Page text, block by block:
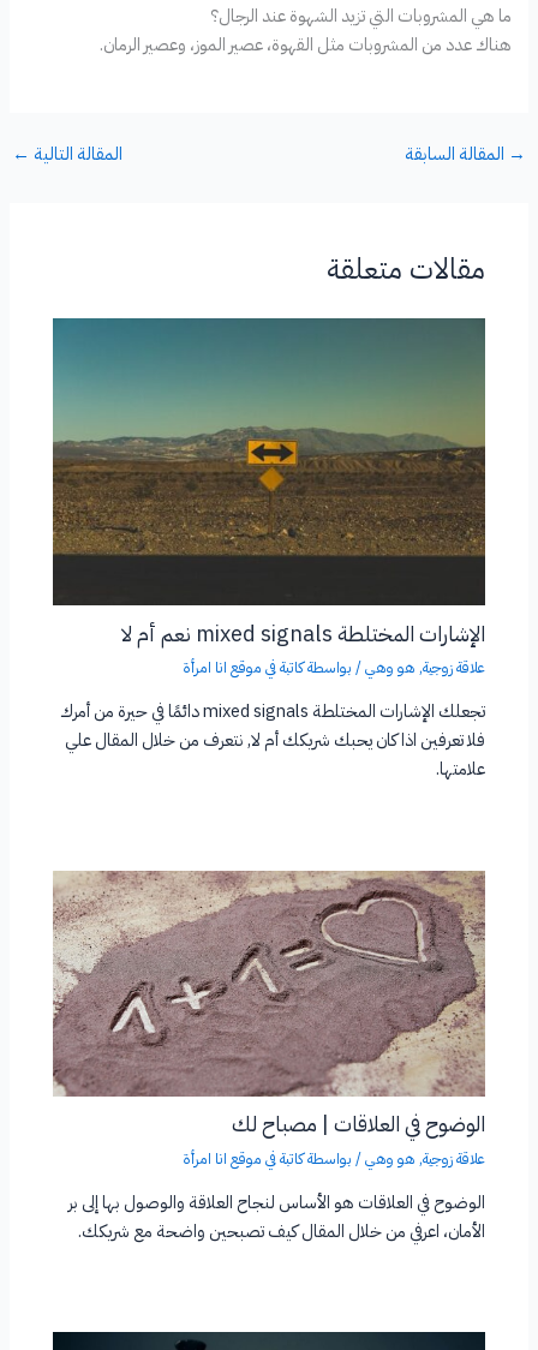
ما هي المشروبات التي تزيد الشهوة عند الرجال؟
هناك عدد من المشروبات مثل القهوة، عصير الموز، وعصير الرمان.
→ المقالة السابقة المقالة التالية ←
مقالات متعلقة
الإشارات المختلطة mixed signals نعم أم لا
علاقة زوجية, هو وهي/ بواسطةكاتبة في موقع انا امرأة
تجعلك الإشارات المختلطة mixed signals دائمًا في حيرة من أمرك
فلا تعرفين اذا كان يحبك شريكك أم لا, نتعرف من خلال المقال علي
علامتها.
الوضوح في العلاقات | مصباح لك
علاقة زوجية, هو وهي/ بواسطةكاتبة في موقع انا امرأة
الوضوح في العلاقات هو الأساس لنجاح العلاقة والوصول بها إلى بر
الأمان، اعرفي من خلال المقال كيف تصبحين واضحة مع شريكك.